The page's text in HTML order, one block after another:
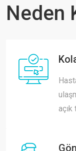
Neden
açık